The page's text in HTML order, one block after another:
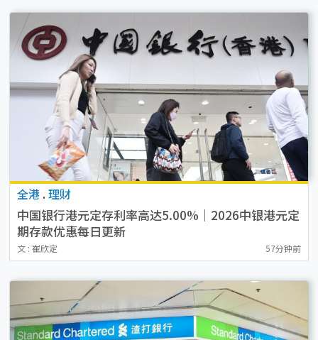
全港 . 理财
中国银行港元定存利率高达5.00%｜2026中银港元定
期存款优惠每日更新
文 : 崔欣定 57分钟前